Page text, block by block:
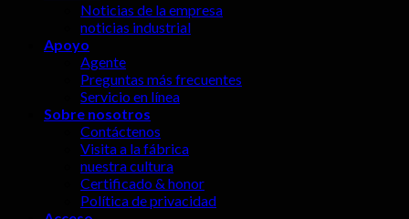
Noticias de la empresa
noticias industrial
Apoyo
Agente
Preguntas más frecuentes
Servicio en línea
Sobre nosotros
Contáctenos
Visita a la fábrica
nuestra cultura
Certificado & honor
Política de privacidad